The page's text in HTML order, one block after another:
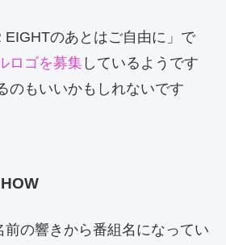
EIGHTのあとはご自由に」で
ロゴを募集しているようです
のもいいかもしれないです
の響きから番組名になってい